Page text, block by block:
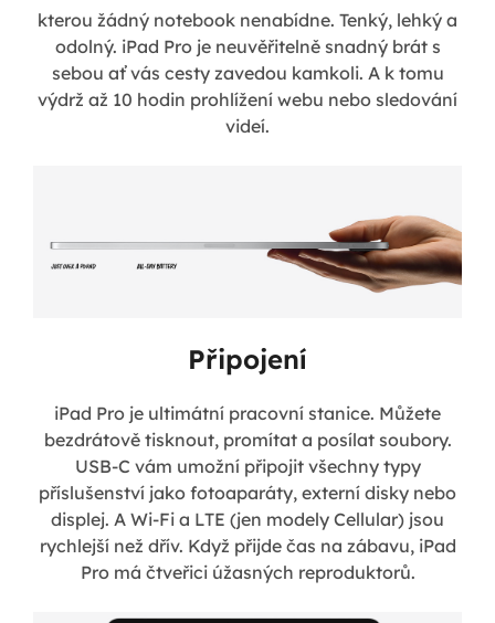
kterou žádný notebook nenabídne. Tenký, lehký a
odolný. iPad Pro je neuvěřitelně snadný brát s
sebou ať vás cesty zavedou kamkoli. A k tomu
výdrž až 10 hodin prohlížení webu nebo sledování
videí.
Připojení
iPad Pro je ultimátní pracovní stanice. Můžete
bezdrátově tisknout, promítat a posílat soubory.
USB-C vám umožní připojit všechny typy
příslušenství jako fotoaparáty, externí disky nebo
displej. A Wi-Fi a LTE (jen modely Cellular) jsou
rychlejší než dřív. Když přijde čas na zábavu, iPad
Pro má čtveřici úžasných reproduktorů.